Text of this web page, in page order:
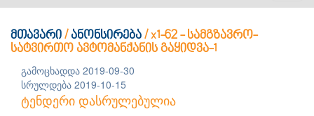
მთავარი /ანონსირება /x1-62 - სამგზავრო-
სატვირთო ავტომანქანის გაყიდვა-1
გამოცხადდა 2019-09-30
სრულდება 2019-10-15
ტენდერი დასრულებულია